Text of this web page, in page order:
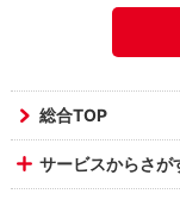
総合TOP
サービスからさが